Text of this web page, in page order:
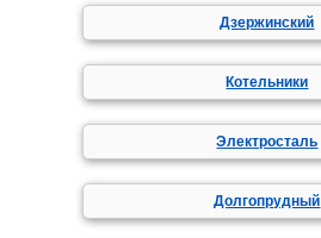
Дзержинский
Котельники
Электросталь
Долгопрудный